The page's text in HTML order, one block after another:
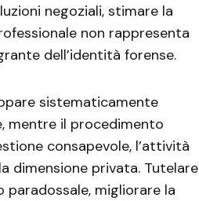
negoziali, stimare la
non rappresenta
dell’identità forense.
sistematicamente
mentre il procedimento
consapevole, l’attività
dimensione privata. Tutelare
migliorare la